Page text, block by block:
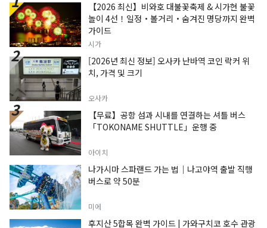
【2026 최신】비와호 대불꽃축제 & 시가현 불꽃
놀이 4선！일정・볼거리・숨겨진 명당까지 완벽
가이드
시가
[2026년 최신 정보] 오사카 난바역 코인 락커 위
치, 가격 및 크기
오사카
【무료】공항 섬과 시내를 연결하는 셔틀 버스
「TOKONAME SHUTTLE」운행 중
아이치
나가시마 스파랜드 가는 법｜나고야역 출발 직행
버스로 약 50분
미에
후지산 5합목 완벽 가이드 | 가와구치코 호수 관광